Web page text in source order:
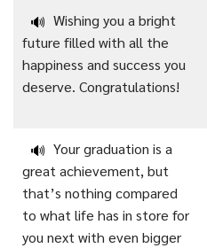
🔊 Wishing you a bright
future filled with all the
happiness and success you
deserve. Congratulations!
🔊 Your graduation is a
great achievement, but
that’s nothing compared
to what life has in store for
you next with even bigger